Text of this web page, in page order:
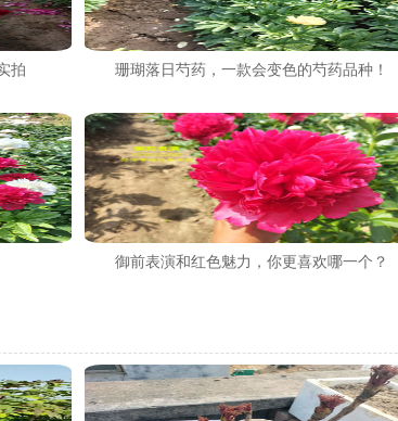
拍 珊瑚落日芍药，一款会变色的芍药品种！
御前表演和红色魅力，你更喜欢哪一个？